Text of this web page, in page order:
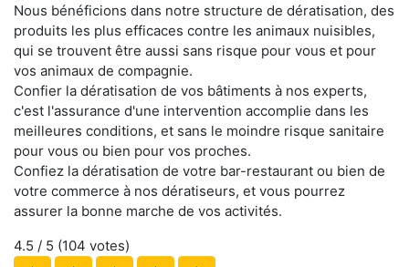
Nous bénéficions dans notre structure de dératisation, des
produits les plus efficaces contre les animaux nuisibles,
qui se trouvent être aussi sans risque pour vous et pour
vos animaux de compagnie.
Confier la dératisation de vos bâtiments à nos experts,
c'est l'assurance d'une intervention accomplie dans les
meilleures conditions, et sans le moindre risque sanitaire
pour vous ou bien pour vos proches.
Confiez la dératisation de votre bar-restaurant ou bien de
votre commerce à nos dératiseurs, et vous pourrez
assurer la bonne marche de vos activités.
4.5 / 5 (104 votes)